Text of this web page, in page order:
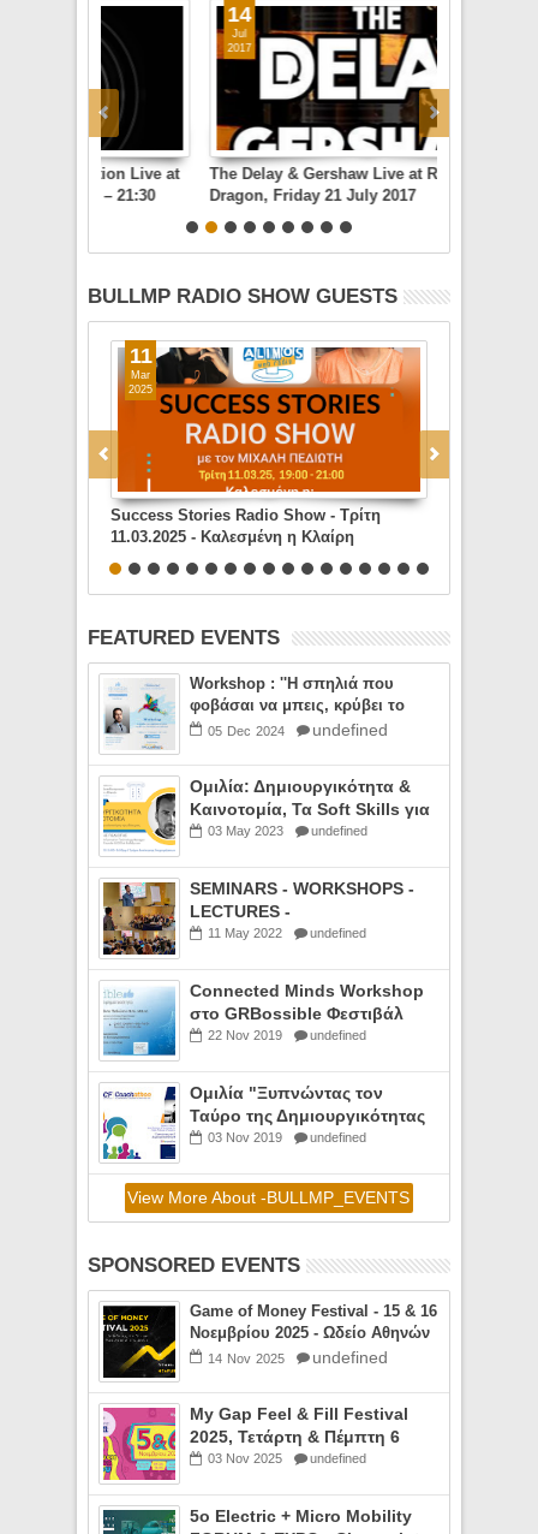
The Delay & Gershaw Live at Rock
Dragon, Friday 21 July 2017
14
BULLMP RADIO SHOW GUESTS
Success Stories - The Maik BullMp Radio
Show , Τρίτη 09.04.24, 19:00 -21:00 με
Διδάκτωρ Οικονομικών Επιστημών και
Senior Manager του τμήματος
08
Apr
2024
FEATURED EVENTS
Workshop : ''Η σπηλιά που
φοβάσαι να μπεις, κρύβει το
θησαυρό που ψάχνεις',
Επιχειρηματικότητας
GRBossible, Σαββατο 14.12.2024,
14:00-14:45
05 Dec 2024 undefined
Ομιλία: Δημιουργικότητα &
Καινοτομία, Τα Soft Skills για
την υλοποίηση της ιδέας μας,
03 May 2023 undefined
SEMINARS - WORKSHOPS -
LECTURES -
PRESENTATIONS
11 May 2022 undefined
Connected Minds Workshop
στο GRBossible Φεστιβάλ
Νεοφυούς
29.11.19, 17:00
22 Nov 2019 undefined
Ομιλία "Ξυπνώντας τον
Ταύρο της Δημιουργικότητας
Μέσα σου" στο ICF
Μουσικής Αθηνών, Σάββατο
9/11/19, 18:30 (video)
03 Nov 2019 undefined
View More About -BULLMP_EVENTS
SPONSORED EVENTS
Game of Money Festival - 15 & 16
Νοεμβρίου 2025 - Ωδείο Αθηνών
14 Nov 2025 undefined
My Gap Feel & Fill Festival
2025, Τετάρτη & Πέμπτη 6
Νοεμβρίου 2025, Πολέμικό
03 Nov 2025 undefined
5o Electric + Micro Mobility